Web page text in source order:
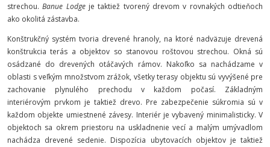
strechou. Banue Lodge je taktiež tvorený drevom v rovnakých odtieňoch
ako okolitá zástavba.
Konštrukčný systém tvoria drevené hranoly, na ktoré nadväzuje drevená
konštrukcia terás a objektov so stanovou roštovou strechou. Okná sú
osádzané do drevených otáčavých rámov. Nakoľko sa nachádzame v
oblasti s veľkým množstvom zrážok, všetky terasy objektu sú vyvýšené pre
zachovanie plynulého prechodu v každom počasí. Základným
interiérovým prvkom je taktiež drevo. Pre zabezpečenie súkromia sú v
každom objekte umiestnené závesy. Interiér je vybavený minimalisticky. V
objektoch sa okrem priestoru na uskladnenie vecí a malým umývadlom
nachádza drevené sedenie. Dispozícia ubytovacích objektov je taktiež